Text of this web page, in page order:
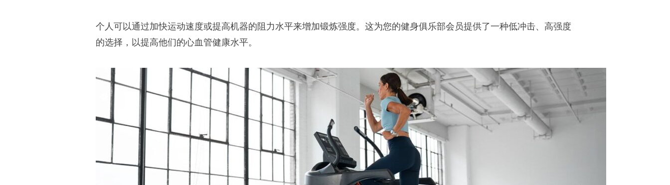
个人可以通过加快运动速度或提高机器的阻力水平来增加锻炼强度。这为您的健身俱乐部会员提供了一种低冲击、高强度
的选择，以提高他们的心血管健康水平。